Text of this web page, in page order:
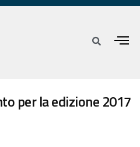
per la edizione 2017